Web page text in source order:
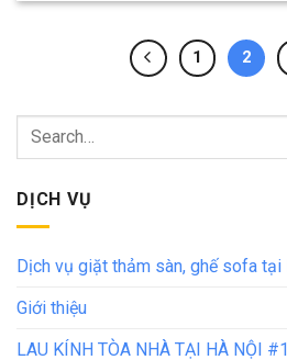
1 2
DỊCH VỤ
Dịch vụ giặt thảm sàn, ghế sofa tại
Giới thiệu
LAU KÍNH TÒA NHÀ TẠI HÀ NỘI